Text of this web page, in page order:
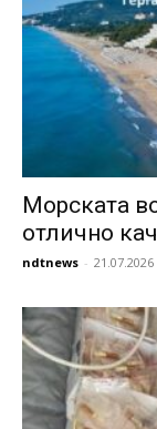
Морската
отлично
ndtnews - 21.07.2026